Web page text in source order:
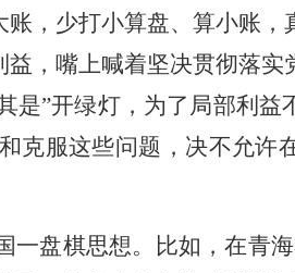
，少打小算盘、算小账
，嘴上喊着坚决贯彻落
是”开绿灯，为了局部利
克服这些问题，决不允许
盘棋思想。比如，在青